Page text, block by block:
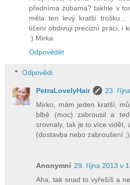
předníma zubama? takhle v
měla ten levý kratší trošku...
líčení obdivuji precizní práci, i
:) Mirka
Odpovědět
Odpovědi
PetraLovelyHair
23.
Mirko, mám jeden kratší,
blbě (moc) zabrousil a
srovnaly, tak je to více vidět,
(dostavba nebo zabroušení ;)
Anonymní 29. října 2013 v
Aha, tak snad to vyřešíš a